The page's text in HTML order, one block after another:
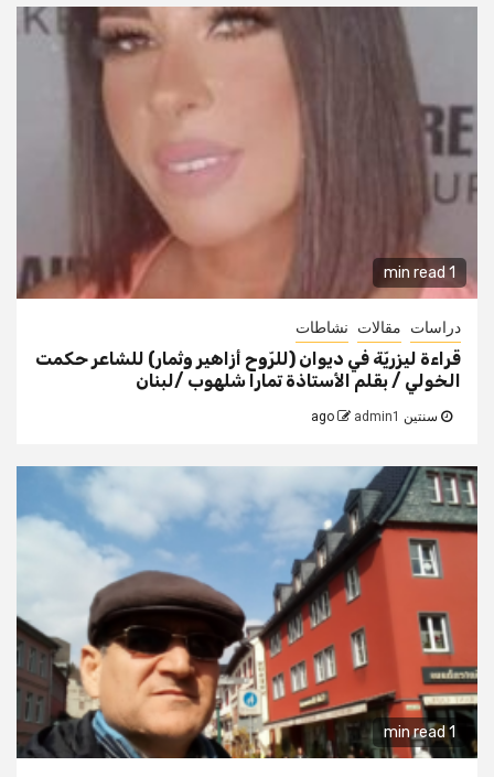
1 min read
دراسات مقالات نشاطات
قراءة ليزريّة في ديوان (للرّوح أزاهير وثمار) للشاعر حكمت
الخولي / بقلم الأستاذة تمارا شلهوب /لبنان
سنتين ago admin1
1 min read